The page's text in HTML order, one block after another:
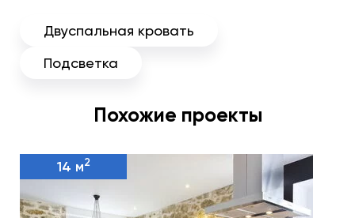
Двуспальная кровать
Подсветка
Похожие проекты
14 м2